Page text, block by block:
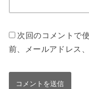
次回のコメントで
前、メールアドレス